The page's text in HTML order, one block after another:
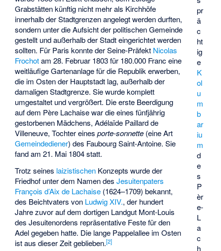
pr
ä
c
ht
ig
e
K
ol
u
m
b
ar
iu
m
d
e
s
P
èr
e-
L
a
c
h
Grabstätten künftig nicht mehr als Kirchhöfe
innerhalb der Stadtgrenzen angelegt werden durften,
sondern unter die Aufsicht der politischen Gemeinde
gestellt und außerhalb der Stadt eingerichtet werden
sollten. Für Paris konnte der Seine-Präfekt Nicolas
Frochotam 28. Februar 1803 für 180.000 Franc eine
weitläufige Gartenanlage für die Republik erwerben,
die im Osten der Hauptstadt lag, außerhalb der
damaligen Stadtgrenze. Sie wurde komplett
umgestaltet und vergrößert. Die erste Beerdigung
auf dem Père Lachaise war die eines fünfjährig
gestorbenen Mädchens, Adélaïde Paillard de
Villeneuve, Tochter einesporte-sonnette (eine Art
Gemeindediener) des Faubourg Saint-Antoine. Sie
fand am 21. Mai 1804 statt.
Trotz seines laizistischen Konzepts wurde der
Friedhof unter dem Namen desJesuitenpaters
François d’Aix de Lachaise (1624–1709) bekannt,
des Beichtvaters von Ludwig XIV., der hundert
Jahre zuvor auf dem dortigen Landgut Mont-Louis
des Jesuitenordens repräsentative Feste für den
Adel gegeben hatte. Die lange Pappelallee im Osten
ist aus dieser Zeit geblieben.[2]